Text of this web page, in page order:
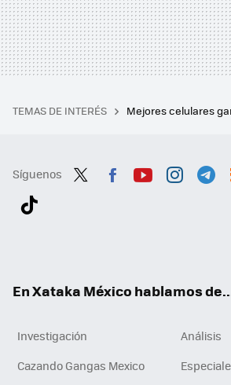
TEMAS DE INTERÉS Mejores celulares
Síguenos
En Xataka México hablamos
Investigación
Análisis
Cazando Gangas Mexico